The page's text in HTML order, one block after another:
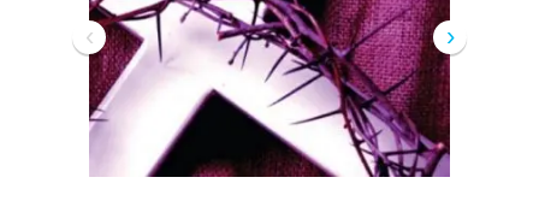
‹ ›